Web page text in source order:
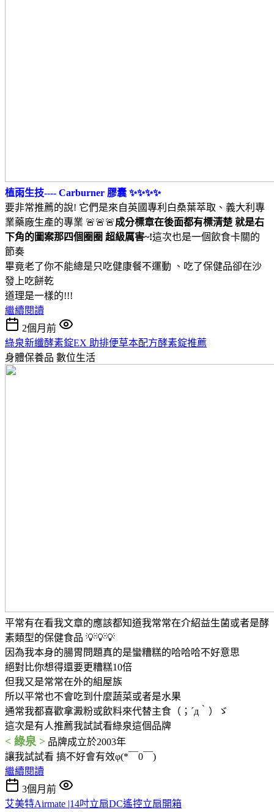
植雨生技---- Carburner 膠囊 ✨✨✨✨
要非常推薦的說! 它們是來自英國專利白桑葉萃取、義大利專
業藥廠生產的專業 🚨🚨🚨成分標章在後面都有標清楚 就是右
下角的圖案那四個圈圈 超級厲害~!這次也是一個飲食卡關的
節奏
畢竟老了你不能總是只吃健康餐不運動 、吃了保健品卻在沙
發上吃餅乾
道理是一樣的!!!
繼續閱讀
2個月前
綠泉新纖酵素錠EX 助排便草本配方酵素錠推薦
身體保養品 數位生活
平常有在看我文章的應該都知道我常常在介紹益生菌或者是酵
素類型的保健食品 💡💡💡
因為我本身的腸胃問題真的是蠻糟糕的哈哈哈不好意思
絕對比你想得還要更糟糕10倍
但我又是常常在外的組屋族
所以平常也不會吃到什麼蔬菜或者是水果
通常我都喜歡拿澱粉或飲料來代替主食（；´д｀）ゞ
這次是有人推薦我試試看綠泉這個品牌
< 綠泉 > 品牌成立於2003年
讓我試試看 搞不好會有效φ(*￣0￣)
繼續閱讀
3個月前
艾美特Airmate |14吋立扇DC遙控立扇開箱